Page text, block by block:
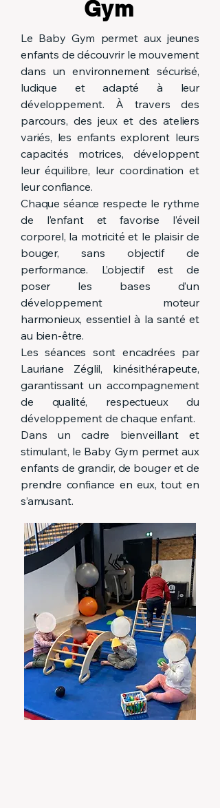
Gym
Le Baby Gym permet aux jeunes
enfants de découvrir le mouvement
dans un environnement sécurisé,
ludique et adapté à leur
développement. À travers des
parcours, des jeux et des ateliers
variés, les enfants explorent leurs
capacités motrices, développent
leur équilibre, leur coordination et
leur confiance.
Chaque séance respecte le rythme
de l’enfant et favorise l’éveil
corporel, la motricité et le plaisir de
bouger, sans objectif de
performance. L’objectif est de
poser les bases d’un
développement moteur
harmonieux, essentiel à la santé et
au bien-être.
Les séances sont encadrées par
Lauriane Zéglil, kinésithérapeute,
garantissant un accompagnement
de qualité, respectueux du
développement de chaque enfant.
Dans un cadre bienveillant et
stimulant, le Baby Gym permet aux
enfants de grandir, de bouger et de
prendre confiance en eux, tout en
s’amusant.